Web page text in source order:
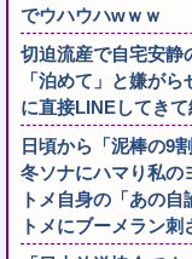
でウハウハwｗｗ
切迫流産で自宅安静
「泊めて」と嫌が
に直接LINEしてき
日頃から「泥棒の9
冬ソナにハマり私の
トメ自身の「あの
トメにブーメラン刺